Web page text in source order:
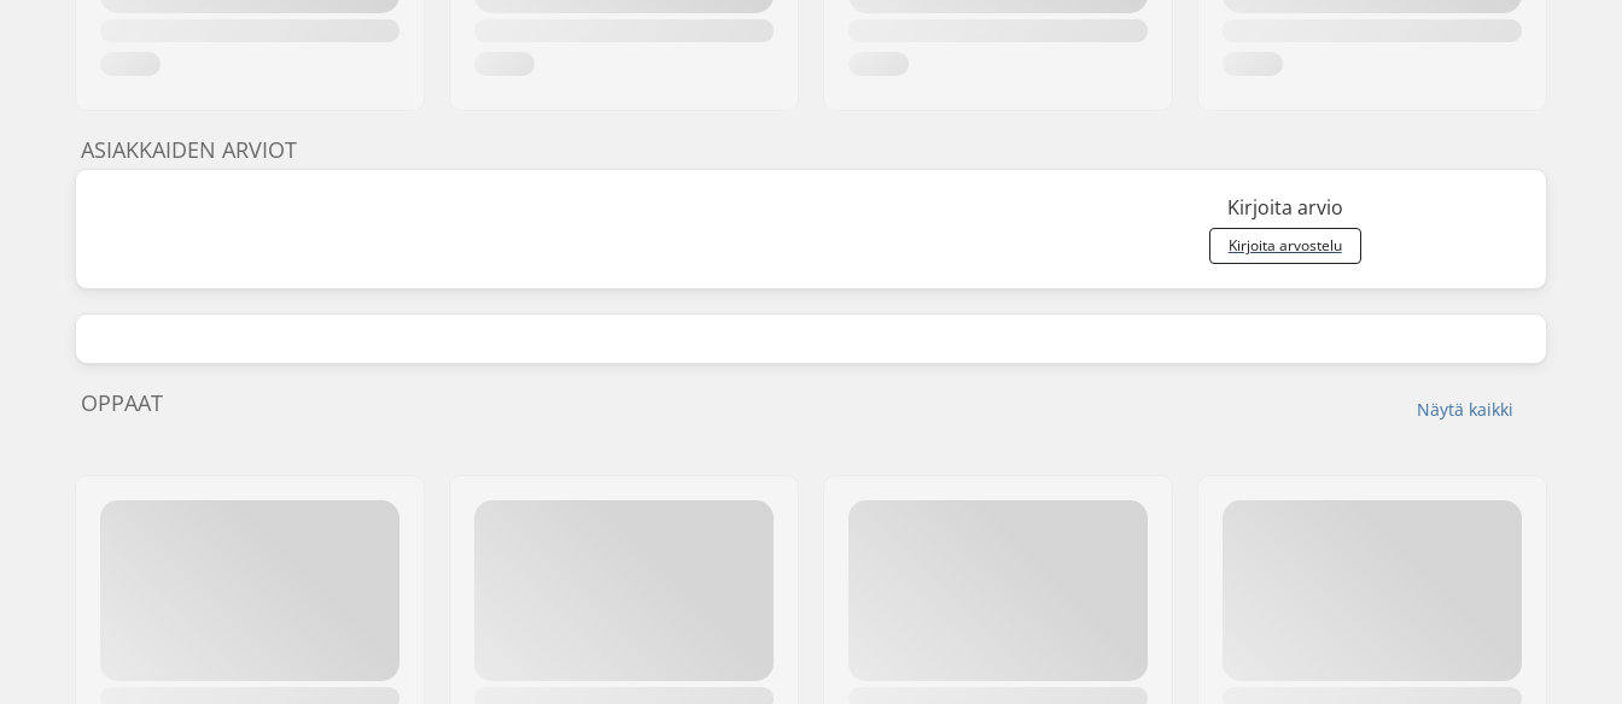
ASIAKKAIDEN ARVIOT
Kirjoita arvio
Kirjoita arvostelu
Näytä kaikki
OPPAAT